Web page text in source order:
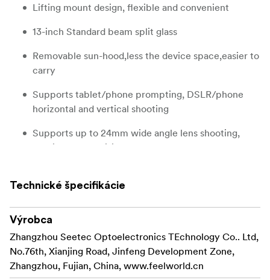
Lifting mount design, flexible and convenient
13-inch Standard beam split glass
Removable sun-hood,less the device space,easier to
carry
Supports tablet/phone prompting, DSLR/phone
horizontal and vertical shooting
Supports up to 24mm wide angle lens shooting,
provides larger vision
microphone, fill light and other equipments
Exclusive prompting APP, bluetooth remote
control, easy to operate
In the Box
1x Feelworld TP13A Teleprompter
Technické špecifikácie
Výrobca
Zhangzhou Seetec Optoelectronics TEchnology Co.. Ltd,
No.76th, Xianjing Road, Jinfeng Development Zone,
Zhangzhou, Fujian, China, www.feelworld.cn